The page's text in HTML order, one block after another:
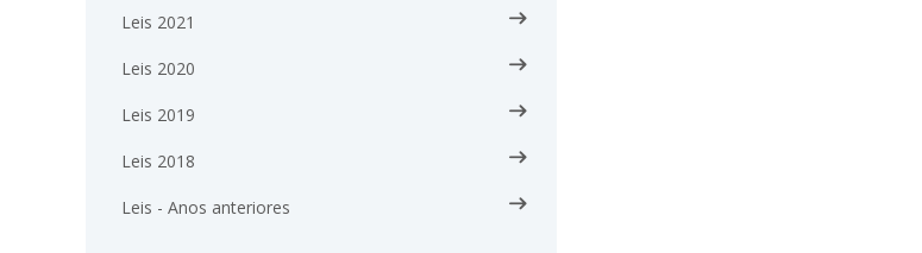
Leis 2021
Leis 2020
Leis 2019
Leis 2018
Leis - Anos anteriores